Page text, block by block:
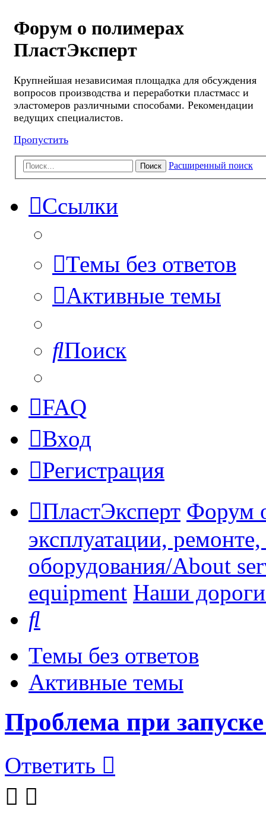
Форум о полимерах
ПластЭксперт
Крупнейшая независимая площадка для обсуждения
вопросов производства и переработки пластмасс и
эластомеров различными способами. Рекомендации
ведущих специалистов.
Пропустить
Поиск Расширенный поиск
Ссылки
Темы без ответов
Активные темы
Поиск
FAQ
Вход
Регистрация
ПластЭксперт Форум
эксплуатации,
оборудования/About
equipment Наши
Темы без ответов
Активные темы
Проблема при запуске
Ответить